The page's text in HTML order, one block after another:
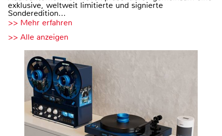
exklusive, weltweit limitierte und signierte
Sonderedition...
>> Mehr erfahren
>> Alle anzeigen